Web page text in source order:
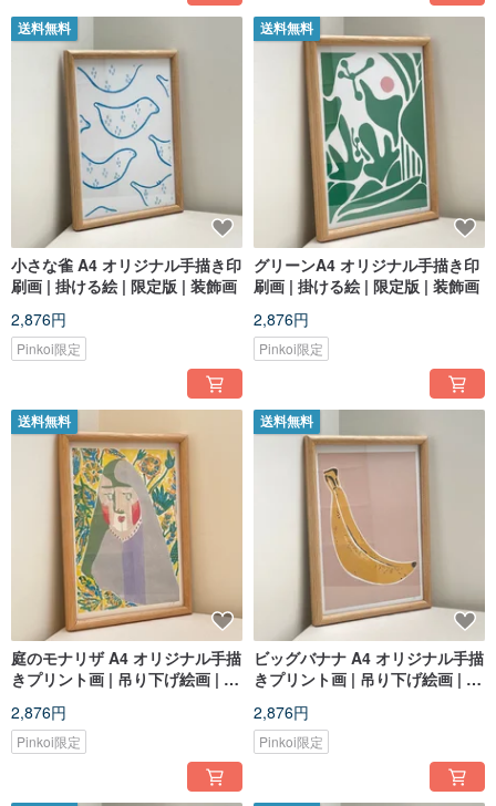
送料無料
小さな雀 A4 オリジナル手描き印
刷画 | 掛ける絵 | 限定版 | 装飾画
2,876円
Pinkoi限定
送料無料
グリーンA4 オリジナル手描き印
刷画 | 掛ける絵 | 限定版 | 装飾画
2,876円
Pinkoi限定
送料無料
庭のモナリザ A4 オリジナル手描
きプリント画 | 吊り下げ絵画 | 限
2,876円
Pinkoi限定
送料無料
ビッグバナナ A4 オリジナル手描
きプリント画 | 吊り下げ絵画 | 限
2,876円
Pinkoi限定